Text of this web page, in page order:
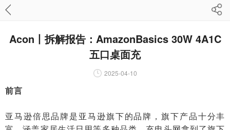
Acon丨拆解报告：AmazonBasics 30W 4A1C
五口桌面充
2025-04-10
前言
亚马逊倍思品牌是亚马逊旗下的品牌，旗下产品十分丰